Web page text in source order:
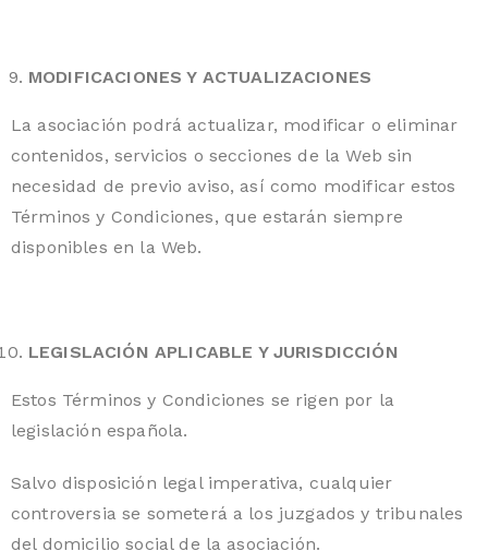
MODIFICACIONES Y ACTUALIZACIONES
La asociación podrá actualizar, modificar o eliminar
contenidos, servicios o secciones de la Web sin
necesidad de previo aviso, así como modificar estos
Términos y Condiciones, que estarán siempre
disponibles en la Web.
LEGISLACIÓN APLICABLE Y JURISDICCIÓN
Estos Términos y Condiciones se rigen por la
legislación española.
Salvo disposición legal imperativa, cualquier
controversia se someterá a los juzgados y tribunales
del domicilio social de la asociación.